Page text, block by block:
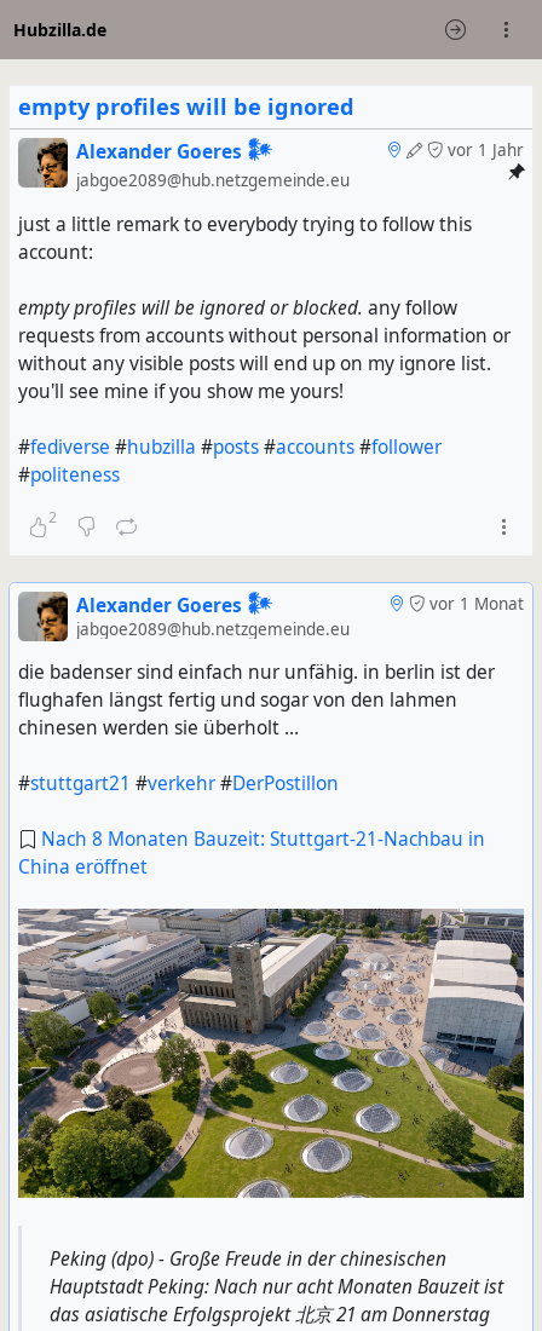
Hubzilla.de
empty profiles will be ignored
vor 1 Jahr
Alexander Goeres 𒀯
jabgoe2089@hub.netzgemeinde.eu
just a little remark to everybody trying to follow this
account:
empty profiles will be ignored or blocked. any follow
requests from accounts without personal information or
without any visible posts will end up on my ignore list.
you'll see mine if you show me yours!
#fediverse #hubzilla #posts#accounts#follower
#politeness
2
vor 1 Monat
Alexander Goeres 𒀯
jabgoe2089@hub.netzgemeinde.eu
die badenser sind einfach nur unfähig. in berlin ist der
flughafen längst fertig und sogar von den lahmen
chinesen werden sie überholt ...
#stuttgart21 #verkehr#DerPostillon
Nach 8 Monaten Bauzeit: Stuttgart-21-Nachbau in
China eröffnet
Peking (dpo) - Große Freude in der chinesischen
Hauptstadt Peking: Nach nur acht Monaten Bauzeit ist
das asiatische Erfolgsprojekt 北京 21 am Donnerstag